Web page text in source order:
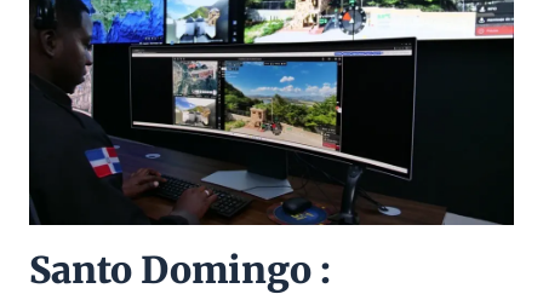
Santo Domingo :